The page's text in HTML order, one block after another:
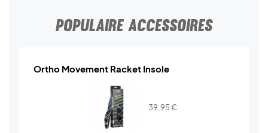
POPULAIRE ACCESSOIRES
Ortho Movement Racket Insole
39,95€